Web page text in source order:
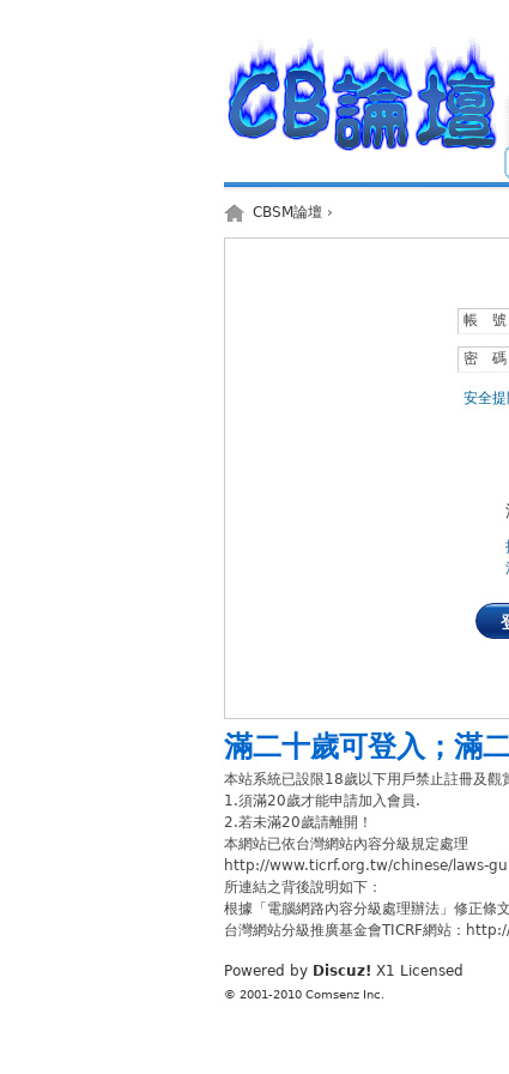
CBSM論壇 ›
帳 號
密 碼
安全提
滿二十歲可登入 ； 滿
本站系統已設限18歲以下用戶禁止註冊及觀
1.須滿20歲才能申請加入會員.
2.若未滿20歲請離開！
本網站已依台灣網站內容分級規定處理
http://www.ticrf.org.tw/chinese/laws-
所連結之背後說明如下：
根據「電腦網路內容分級處理辦法」修正條
台灣網站分級推廣基金會TICRF網站：
Powered by Discuz! X1 Licensed
© 2001-2010 Comsenz Inc.